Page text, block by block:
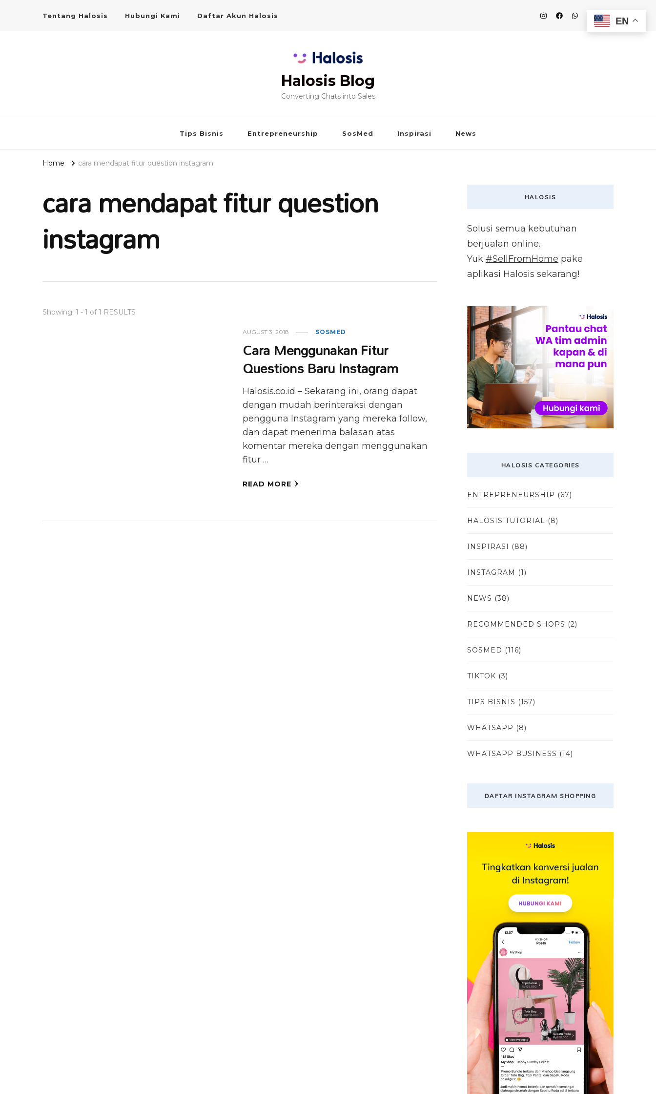
Tentang Halosis Hubungi Kami Daftar Akun Halosis
Halosis Blog
Converting Chats into Sales
Tips Bisnis Entrepreneurship SosMed Inspirasi News
Home cara mendapat fitur question instagram
cara mendapat fitur question
instagram
Showing: 1 - 1 of 1 RESULTS
AUGUST 3, 2018 SOSMED
Cara Menggunakan Fitur
Questions Baru Instagram
Halosis.co.id – Sekarang ini, orang dapat
dengan mudah berinteraksi dengan
pengguna Instagram yang mereka follow,
dan dapat menerima balasan atas
komentar mereka dengan menggunakan
fitur …
READ MORE
HALOSIS
Solusi semua kebutuhan
berjualan online.
Yuk #SellFromHome pake
aplikasi Halosis sekarang!
HALOSIS CATEGORIES
ENTREPRENEURSHIP (67)
HALOSIS TUTORIAL (8)
INSPIRASI (88)
INSTAGRAM (1)
NEWS (38)
RECOMMENDED SHOPS (2)
SOSMED (116)
TIKTOK (3)
TIPS BISNIS (157)
WHATSAPP (8)
WHATSAPP BUSINESS (14)
DAFTAR INSTAGRAM SHOPPING
EN